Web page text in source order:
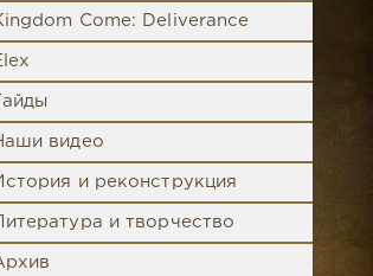
Come: Deliverance
Гайды
видео
и реконструкция
и творчество